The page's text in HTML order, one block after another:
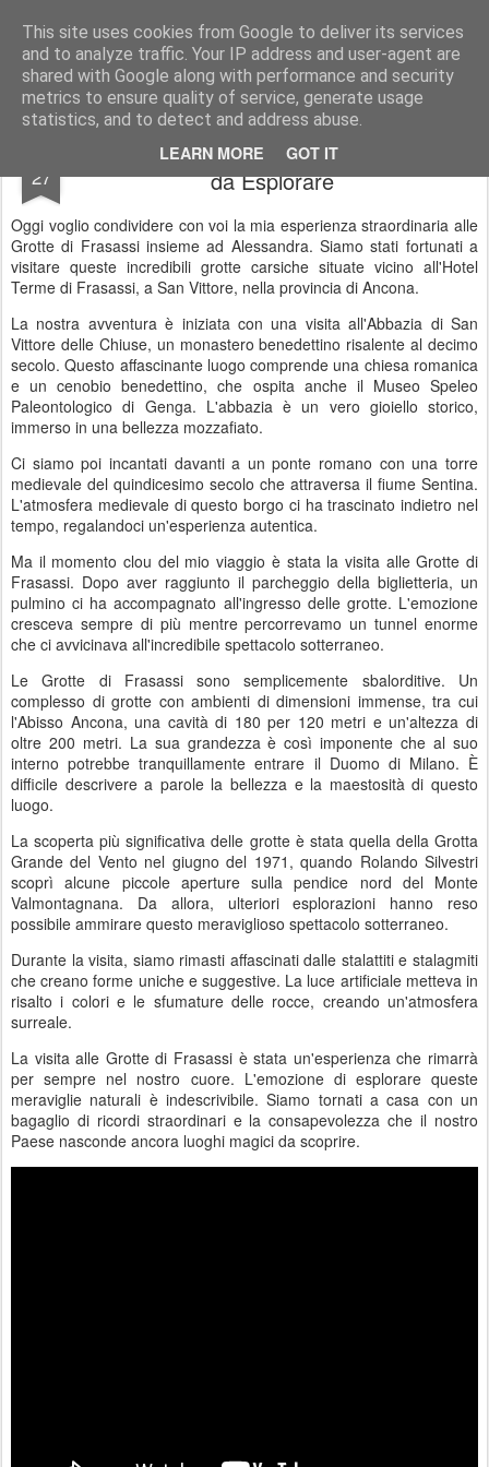
This site uses cookies from Google to deliver its services
and to analyze traffic. Your IP address and user-agent are
shared with Google along with performance and security
metrics to ensure quality of service, generate usage
statistics, and to detect and address abuse.
LEARN MORE GOT IT
Stefano Terraglia Creazioni
Pages
27
Grotte di Frasassi: Meraviglie Sotterranee
da Esplorare
Oggi voglio condividere con voi la mia esperienza straordinaria alle
Grotte di Frasassi insieme ad Alessandra. Siamo stati fortunati a
visitare queste incredibili grotte carsiche situate vicino all'Hotel
Terme di Frasassi, a San Vittore, nella provincia di Ancona.
La nostra avventura è iniziata con una visita all'Abbazia di San
Vittore delle Chiuse, un monastero benedettino risalente al decimo
secolo. Questo affascinante luogo comprende una chiesa romanica
e un cenobio benedettino, che ospita anche il Museo Speleo
Paleontologico di Genga. L'abbazia è un vero gioiello storico,
immerso in una bellezza mozzafiato.
Ci siamo poi incantati davanti a un ponte romano con una torre
medievale del quindicesimo secolo che attraversa il fiume Sentina.
L'atmosfera medievale di questo borgo ci ha trascinato indietro nel
tempo, regalandoci un'esperienza autentica.
Ma il momento clou del mio viaggio è stata la visita alle Grotte di
Frasassi. Dopo aver raggiunto il parcheggio della biglietteria, un
pulmino ci ha accompagnato all'ingresso delle grotte. L'emozione
cresceva sempre di più mentre percorrevamo un tunnel enorme
che ci avvicinava all'incredibile spettacolo sotterraneo.
Le Grotte di Frasassi sono semplicemente sbalorditive. Un
complesso di grotte con ambienti di dimensioni immense, tra cui
l'Abisso Ancona, una cavità di 180 per 120 metri e un'altezza di
oltre 200 metri. La sua grandezza è così imponente che al suo
interno potrebbe tranquillamente entrare il Duomo di Milano. È
difficile descrivere a parole la bellezza e la maestosità di questo
luogo.
La scoperta più significativa delle grotte è stata quella della Grotta
Grande del Vento nel giugno del 1971, quando Rolando Silvestri
scoprì alcune piccole aperture sulla pendice nord del Monte
Valmontagnana. Da allora, ulteriori esplorazioni hanno reso
possibile ammirare questo meraviglioso spettacolo sotterraneo.
Durante la visita, siamo rimasti affascinati dalle stalattiti e stalagmiti
che creano forme uniche e suggestive. La luce artificiale metteva in
risalto i colori e le sfumature delle rocce, creando un'atmosfera
surreale.
La visita alle Grotte di Frasassi è stata un'esperienza che rimarrà
per sempre nel nostro cuore. L'emozione di esplorare queste
meraviglie naturali è indescrivibile. Siamo tornati a casa con un
bagaglio di ricordi straordinari e la consapevolezza che il nostro
Paese nasconde ancora luoghi magici da scoprire.